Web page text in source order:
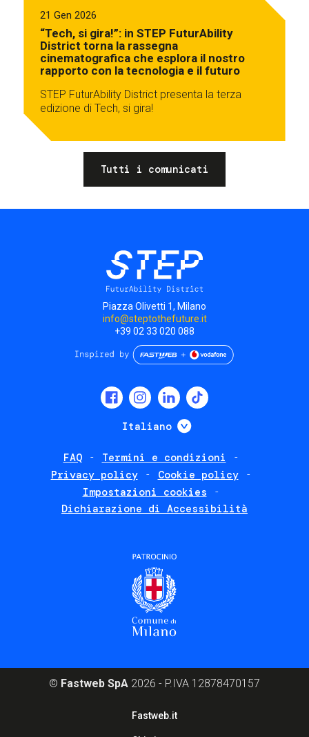
21 Gen 2026
“Tech, si gira!”: in STEP FuturAbility
District torna la rassegna
cinematografica che esplora il nostro
rapporto con la tecnologia e il futuro
STEP FuturAbility District presenta la terza
edizione di Tech, si gira!
Tutti i comunicati
Piazza Olivetti 1, Milano
info@steptothefuture.it
+39 02 33 020 088
Italiano Mostra ulteriori
FAQ
Termini e condizioni
Privacy policy
Cookie policy
Impostazioni cookies
Dichiarazione di Accessibilità
© Fastweb SpA 2026 - P.IVA 12878470157
Fastweb.it